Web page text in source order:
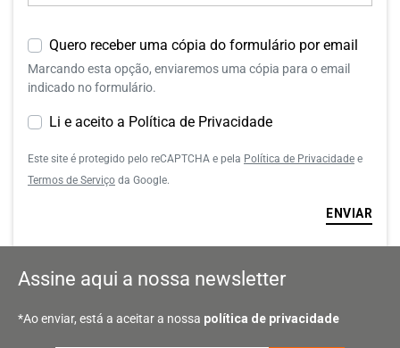
Quero receber uma cópia do formulário por email
Marcando esta opção, enviaremos uma cópia para o email
indicado no formulário.
Li e aceito a Política de Privacidade
Este site é protegido pelo reCAPTCHA e pela Política de Privacidade e
Termos de Serviço da Google.
ENVIAR
Assine aqui a nossa newsletter
*Ao enviar, está a aceitar a nossa política de privacidade